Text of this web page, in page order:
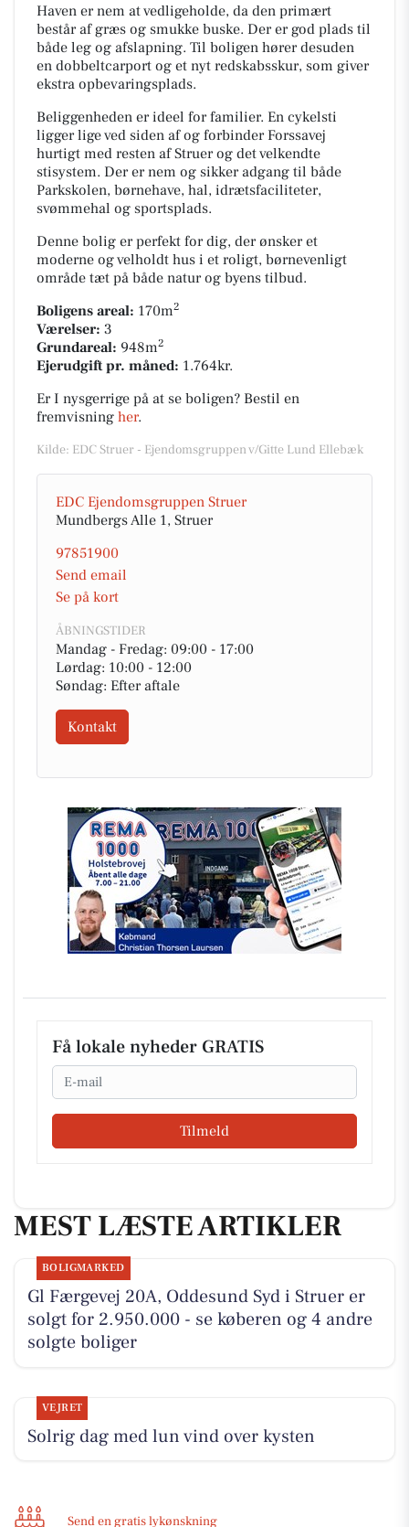
Haven er nem at vedligeholde, da den primært
består af græs og smukke buske. Der er god plads til
både leg og afslapning. Til boligen hører desuden
en dobbeltcarport og et nyt redskabsskur, som giver
ekstra op­be­va­rings­plads.
Beliggenheden er ideel for familier. En cykelsti
ligger lige ved siden af og forbinder Forssavej
hurtigt med resten af Struer og det velkendte
stisystem. Der er nem og sikker adgang til både
Parkskolen, børnehave, hal, idræts­fa­ci­li­te­ter,
svømmehal og sportsplads.
Denne bolig er perfekt for dig, der ønsker et
moderne og velholdt hus i et roligt, børnevenligt
område tæt på både natur og byens tilbud.
Boligens areal: 170m2
Værelser: 3
Grundareal: 948m2
Ejerudgift pr. måned: 1.764kr.
Er I nysgerrige på at se boligen? Bestil en
fremvisning her.
Kilde: EDC Struer - Ejendomsgruppen v/Gitte Lund Ellebæk
EDC Ejen­doms­grup­pen Struer
Mundbergs Alle 1, Struer
97851900
Send email
Se på kort
ÅBNINGSTIDER
Mandag - Fredag: 09:00 - 17:00
Lørdag: 10:00 - 12:00
Søndag: Efter aftale
Kontakt
Få lokale nyheder GRATIS
Email
Tilmeld
MEST LÆSTE ARTIKLER
BOLIGMARKED
Gl Færgevej 20A, Oddesund Syd i Struer er
solgt for 2.950.000 - se køberen og 4 andre
solgte boliger
VEJRET
Solrig dag med lun vind over kysten
Send en gratis lykønskning